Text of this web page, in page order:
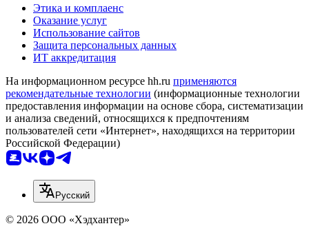
Этика и комплаенс
Оказание услуг
Использование сайтов
Защита персональных данных
ИТ аккредитация
На информационном ресурсе hh.ru применяются
рекомендательные технологии (информационные технологии
предоставления информации на основе сбора, систематизации
и анализа сведений, относящихся к предпочтениям
пользователей сети «Интернет», находящихся на территории
Российской Федерации)
Русский
© 2026 ООО «Хэдхантер»